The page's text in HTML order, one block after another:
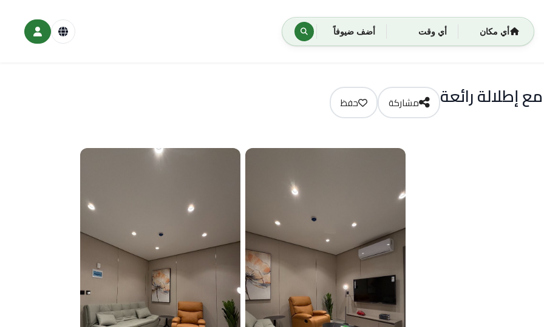
أي مكان أي وقت أضف ضيوفاً
مشاركة حفظ